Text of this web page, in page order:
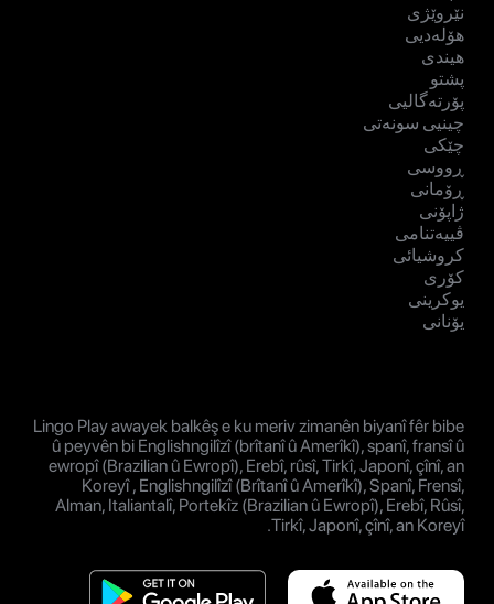
نێروێژی
هۆلەدیی
هیندی
پشتو
پۆرتەگالیی
چینیی سونەتی
چێکی
ڕووسی
ڕۆمانی
ژاپۆنی
ڤییەتنامی
کروشیائی
کۆری
یوکرینی
یۆنانی
Lingo Play awayek balkêş e ku meriv zimanên biyanî fêr bibe
û peyvên bi Englishngilîzî (brîtanî û Amerîkî), spanî, fransî û
ewropî (Brazilian û Ewropî), Erebî, rûsî, Tirkî, Japonî, çînî, an
Koreyî , Englishngilîzî (Brîtanî û Amerîkî), Spanî, Frensî,
Alman, Italiantalî, Portekîz (Brazilian û Ewropî), Erebî, Rûsî,
Tirkî, Japonî, çînî, an Koreyî.